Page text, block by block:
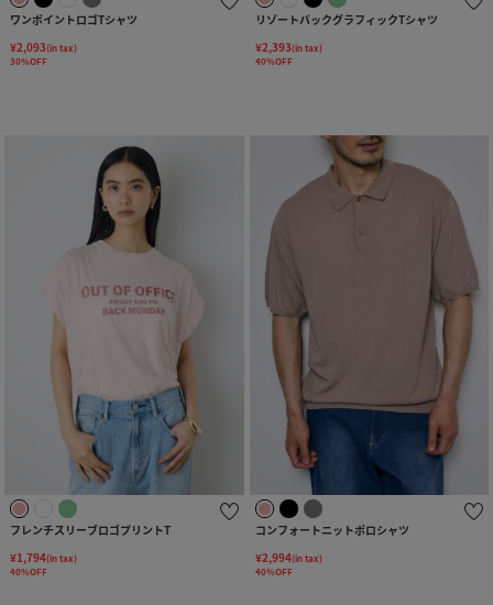
ワンポイントロゴTシャツ
¥2,093(in tax)
30%OFF
リゾートバックグラフィックTシャツ
¥2,393(in tax)
40%OFF
フレンチスリーブロゴプリントT
¥1,794(in tax)
40%OFF
コンフォートニットポロシャツ
¥2,994(in tax)
40%OFF